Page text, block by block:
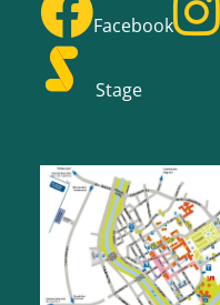
Facebook
Stage